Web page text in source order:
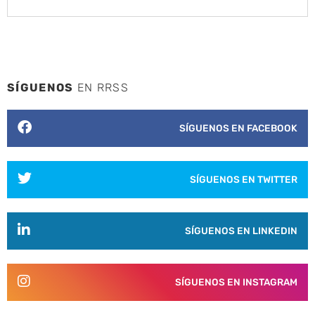
SÍGUENOS EN RRSS
SÍGUENOS EN FACEBOOK
SÍGUENOS EN TWITTER
SÍGUENOS EN LINKEDIN
SÍGUENOS EN INSTAGRAM